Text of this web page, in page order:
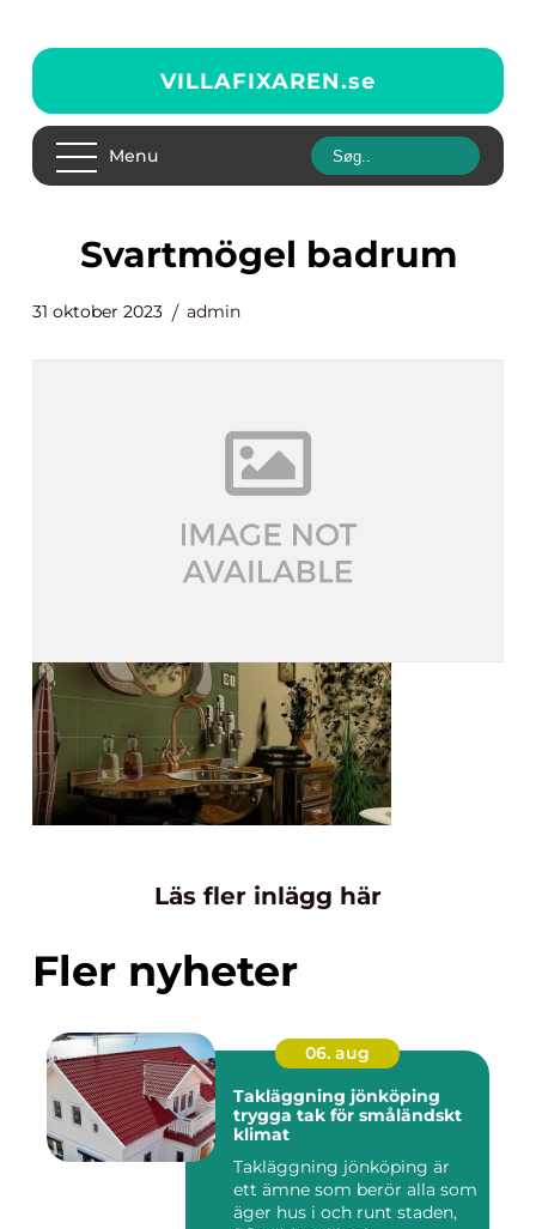
VILLAFIXAREN.se
Menu
svartmögel badrum
31 oktober 2023 admin
Läs fler inlägg här
Fler nyheter
06. aug
Takläggning jönköping
trygga tak för småländskt
klimat
Takläggning jönköping är
ett ämne som berör alla som
äger hus i och runt staden,